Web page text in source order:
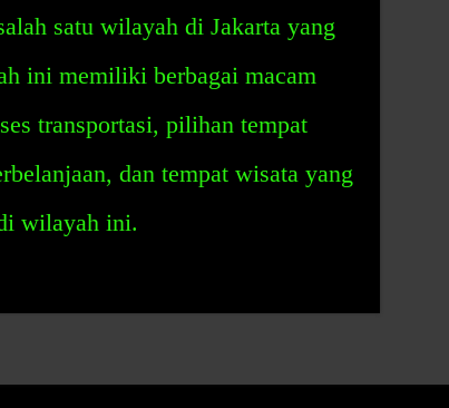
satu wilayah di Jakarta yang
ini memiliki berbagai macam
transportasi, pilihan tempat
dan tempat wisata yang
wilayah ini.